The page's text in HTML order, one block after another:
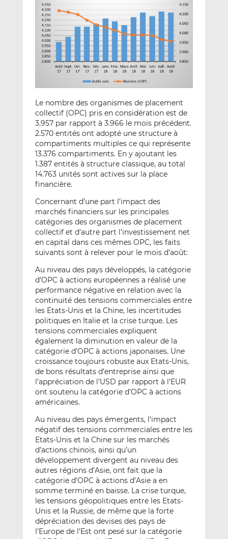
Le nombre des organismes de placement
collectif (OPC) pris en considération est de
3.957 par rapport à 3.966 le mois précédent.
2.570 entités ont adopté une structure à
compartiments multiples ce qui représente
13.376 compartiments. En y ajoutant les
1.387 entités à structure classique, au total
14.763 unités sont actives sur la place
financière.
Concernant d’une part l’impact des
marchés financiers sur les principales
catégories des organismes de placement
collectif et d’autre part l’investissement net
en capital dans ces mêmes OPC, les faits
suivants sont à relever pour le mois d’août:
Au niveau des pays développés, la catégorie
d’OPC à actions européennes a réalisé une
performance négative en relation avec la
continuité des tensions commerciales entre
les Etats-Unis et la Chine, les incertitudes
politiques en Italie et la crise turque. Les
tensions commerciales expliquent
également la diminution en valeur de la
catégorie d’OPC à actions japonaises. Une
croissance toujours robuste aux Etats-Unis,
de bons résultats d’entreprise ainsi que
l’appréciation de l’USD par rapport à l’EUR
ont soutenu la catégorie d’OPC à actions
américaines.
Au niveau des pays émergents, l’impact
négatif des tensions commerciales entre les
Etats-Unis et la Chine sur les marchés
d’actions chinois, ainsi qu’un
développement divergent au niveau des
autres régions d’Asie, ont fait que la
catégorie d’OPC à actions d’Asie a en
somme terminé en baisse. La crise turque,
les tensions géopolitiques entre les Etats-
Unis et la Russie, de même que la forte
dépréciation des devises des pays de
l’Europe de l’Est ont pesé sur la catégorie